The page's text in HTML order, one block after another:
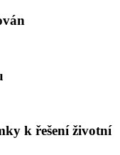
k řešení životní